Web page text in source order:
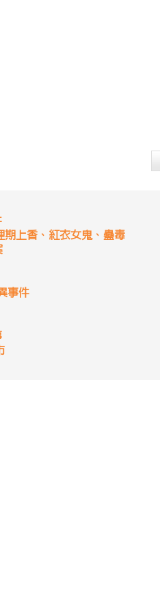
期上香、紅衣女鬼、蠱毒
事件